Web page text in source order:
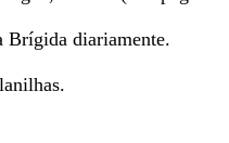
Brígida diariamente.